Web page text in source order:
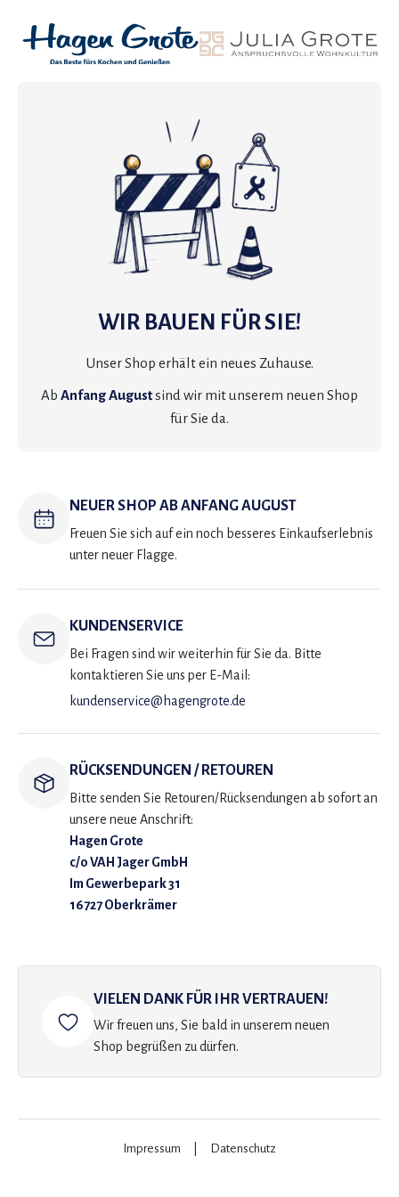
WIR BAUEN FÜR SIE!
Unser Shop erhält ein neues Zuhause.
Ab Anfang Augustsind wir mit unserem neuen Shop
für Sie da.
NEUER SHOP AB ANFANG AUGUST
Freuen Sie sich auf ein noch besseres Einkaufserlebnis
unter neuer Flagge.
KUNDENSERVICE
Bei Fragen sind wir weiterhin für Sie da. Bitte
kontaktieren Sie uns per E-Mail:
kundenservice@hagengrote.de
RÜCKSENDUNGEN / RETOUREN
Bitte senden Sie Retouren/Rücksendungen ab sofort an
unsere neue Anschrift:
Hagen Grote
c/o VAH Jager GmbH
Im Gewerbepark 31
16727 Oberkrämer
VIELEN DANK FÜR IHR VERTRAUEN!
Wir freuen uns, Sie bald in unserem neuen
Shop begrüßen zu dürfen.
Impressum Datenschutz